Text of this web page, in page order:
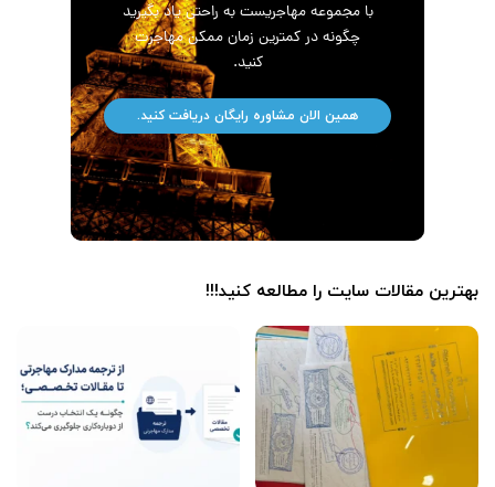
با مجموعه مهاجریست به راحتی یاد بگیرید
چگونه در کمترین زمان ممکن مهاجرت
کنید.
همین الان مشاوره رایگان دریافت کنید.
بهترین مقالات سایت را مطالعه کنید!!!